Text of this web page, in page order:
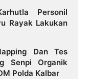
Personil
Rayak Lakukan
Dan Tes
Senpi Organik
Polda Kalbar